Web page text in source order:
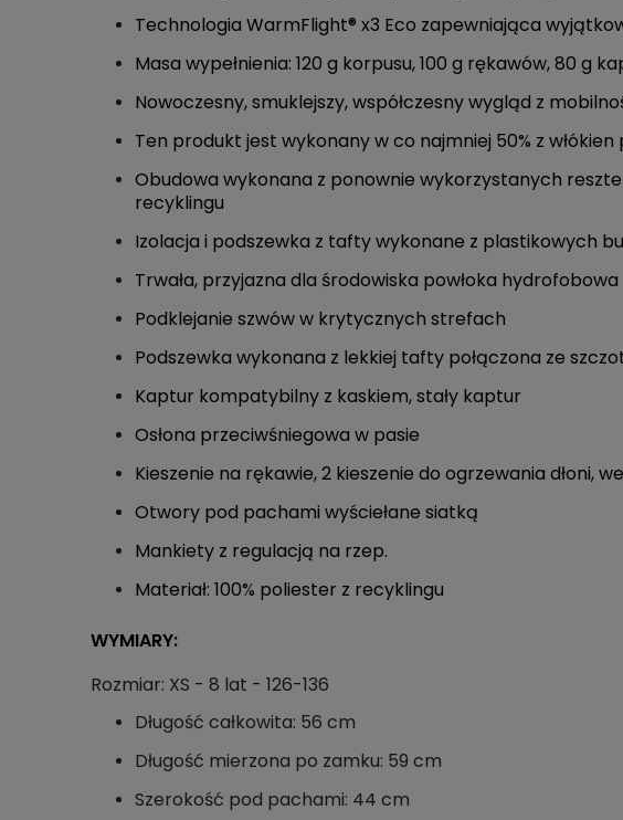
Technologia WarmFlight® x3 Eco zapewniająca
Masa wypełnienia: 120 g korpusu, 100 g rękawów, 80 g
Nowoczesny, smuklejszy, współczesny wygląd z
Ten produkt jest wykonany w co najmniej 50% z
Obudowa wykonana z ponownie wykorzystanych
recyklingu
Izolacja i podszewka z tafty wykonane z plastikowych
Trwała, przyjazna dla środowiska powłoka hydrofobowa
Podklejanie szwów w krytycznych strefach
Podszewka wykonana z lekkiej tafty połączona ze
Kaptur kompatybilny z kaskiem, stały kaptur
Osłona przeciwśniegowa w pasie
Kieszenie na rękawie, 2 kieszenie do ogrzewania dłoni,
Otwory pod pachami wyściełane siatką
Mankiety z regulacją na rzep.
Materiał: 100% poliester z recyklingu
WYMIARY:
Rozmiar: XS - 8 lat - 126-136
Długość całkowita: 56 cm
Długość mierzona po zamku: 59 cm
Szerokość pod pachami: 44 cm